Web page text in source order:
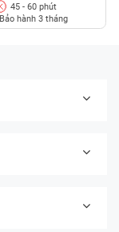
45 - 60 phút
Bảo hành 3 tháng